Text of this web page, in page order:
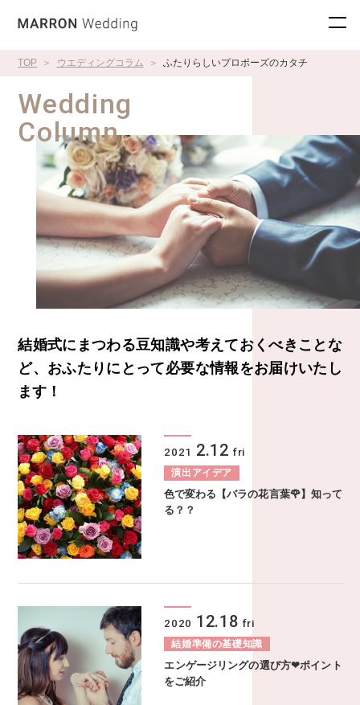
TOP ウエディングコラム ふたりらしいプロポーズのカタチ
Wedding
Column
結婚式にまつわる豆知識や考えておくべきことな
ど、 おふたりにとって必要な情報をお届けいたし
ます！
2021 2.12 fri
演出アイデア
色で変わる【バラの花言葉🌹】知って
る？？
2020 12.18 fri
結婚準備の基礎知識
エンゲージリングの選び方❤ポイント
をご紹介